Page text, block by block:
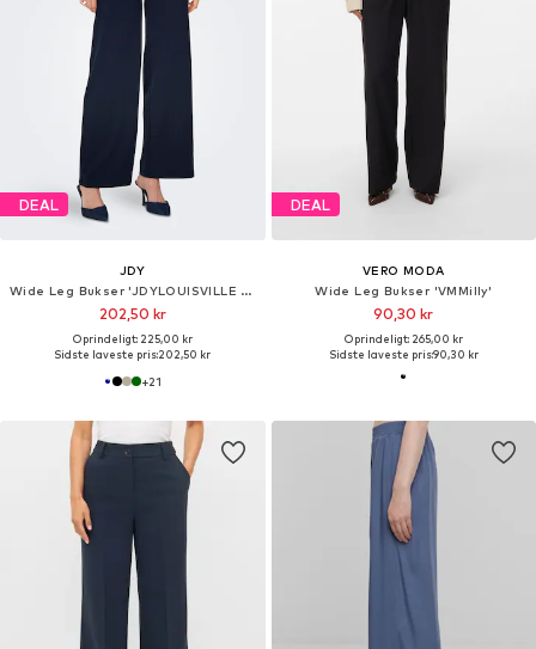
DEAL
JDY
Wide Leg Bukser 'JDYLOUISVILLE CATIA'
202,50 kr
Oprindeligt: 225,00 kr
Sidste laveste pris:202,50 kr
+21
DEAL
VERO MODA
Wide Leg Bukser 'VMMilly'
90,30 kr
Oprindeligt: 265,00 kr
Sidste laveste pris:90,30 kr